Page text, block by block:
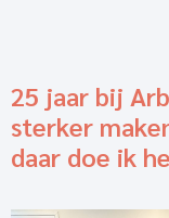
25 jaar bij
sterker
daar doe ik